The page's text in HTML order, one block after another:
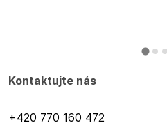
Kontaktujte nás
+420 770 160 472